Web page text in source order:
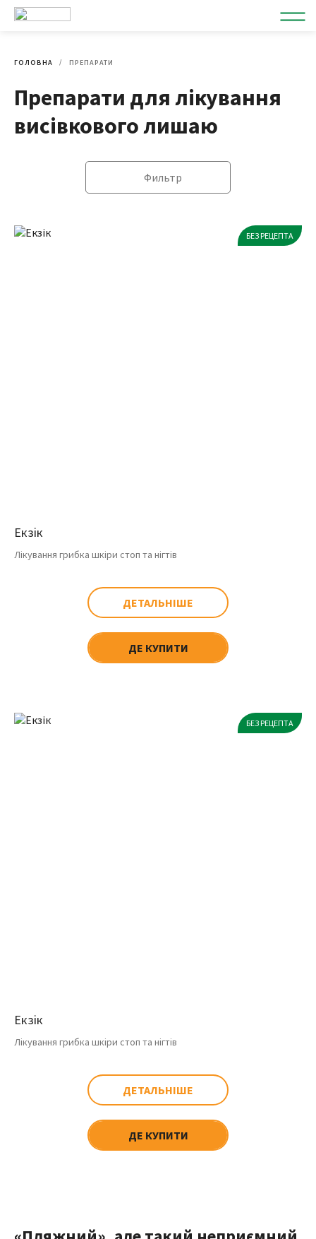
ГОЛОВНА ПРЕПАРАТИ
Препарати для лікування
висівкового лишаю
Фильтр
БЕЗ РЕЦЕПТА
Екзік
Лікування грибка шкіри стоп та нігтів
ДЕТАЛЬНІШЕ
ДЕ КУПИТИ
БЕЗ РЕЦЕПТА
Екзік
Лікування грибка шкіри стоп та нігтів
ДЕТАЛЬНІШЕ
ДЕ КУПИТИ